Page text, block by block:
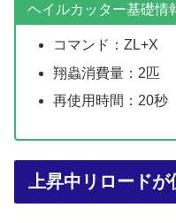
ヘイルカッター基礎情
コマンド：ZL+X
翔蟲消費量：2匹
再使用時間：20秒
上昇中リロードが